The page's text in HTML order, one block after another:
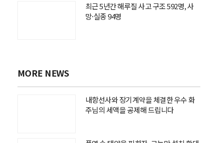
최근 5년간 해루질 사고 구조 592명, 사
망·실종 94명
MORE NEWS
내항선사와 장기계약을 체결한 우수 화
주님의 세액을 공제해 드립니다